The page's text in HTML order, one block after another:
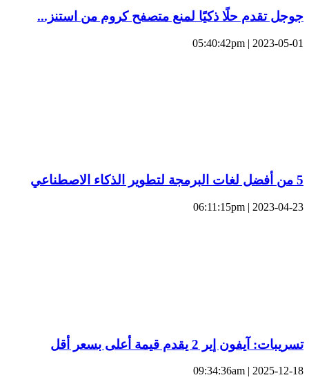
جوجل تقدم حلًا ذكيًا لمنع متصفح كروم من استنز...
2023-05-01 | 05:40:42pm
5 من أفضل لغات البرمجة لتطوير الذكاء الاصطناعي
2023-04-23 | 06:11:15pm
تسريبات: آيفون إير 2 يقدم قيمة أعلى بسعر أقل
2025-12-18 | 09:34:36am